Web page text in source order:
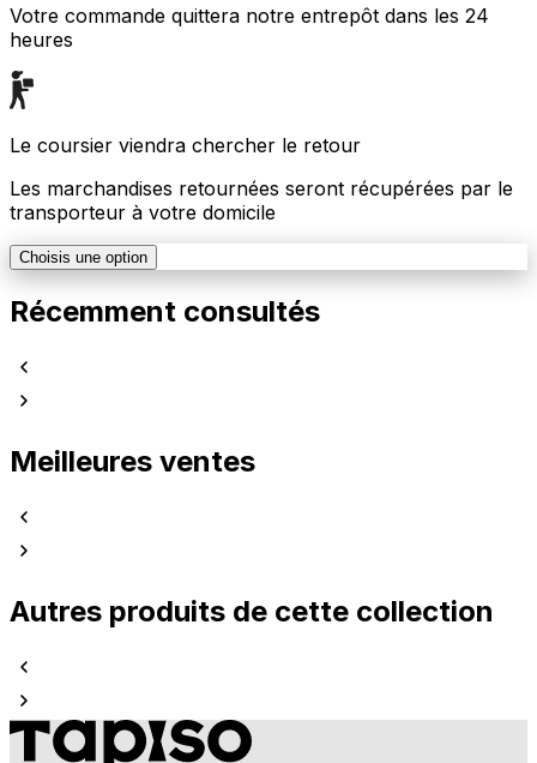
Votre commande quittera notre entrepôt dans les 24
heures
Le coursier viendra chercher le retour
Les marchandises retournées seront récupérées par le
transporteur à votre domicile
Choisis une option
Récemment consultés
Meilleures ventes
Autres produits de cette collection